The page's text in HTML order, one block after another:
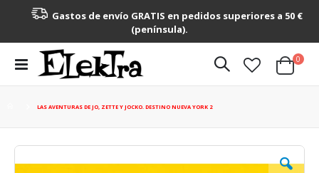
Gastos de envío GRATIS en pedidos superiores a 50 €
(península).
Toggle
Nav
Cart
0
LAS AVENTURAS DE JO, ZETTE Y JOCKO. DESTINO NUEVA YORK 2
Saltar
al